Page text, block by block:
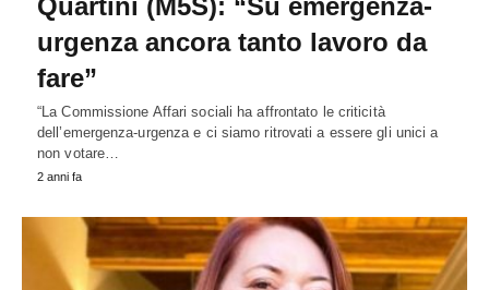
Quartini (M5S): “Su emergenza-
urgenza ancora tanto lavoro da
fare”
“La Commissione Affari sociali ha affrontato le criticità
dell’emergenza-urgenza e ci siamo ritrovati a essere gli unici a
non votare…
2 anni fa